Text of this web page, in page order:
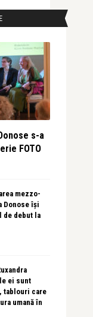
s-a
FOTO
mezzo-
Donose își
de debut la
ei sunt
tablouri care
umană în